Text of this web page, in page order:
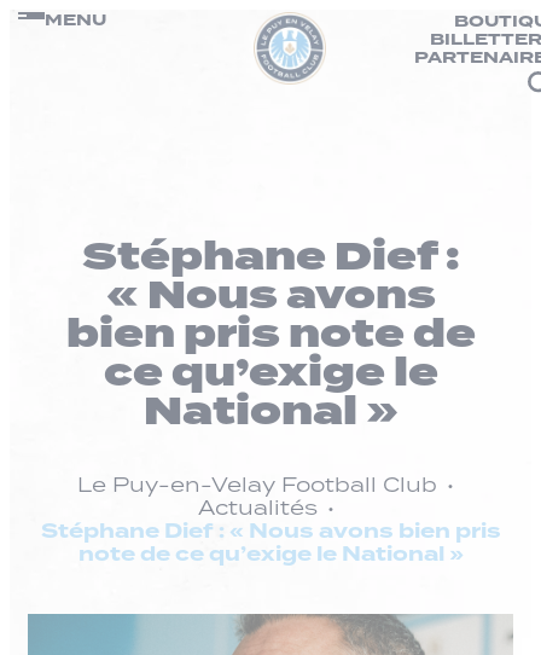
Passer
MENU
Stéphane Dief :
« Nous avons
bien pris note de
ce qu’exige le
National »
Le Puy-en-Velay Football Club
Actualités
Stéphane Dief : « Nous avons bien pris
note de ce qu’exige le National »
Panneau de gestion des cookies